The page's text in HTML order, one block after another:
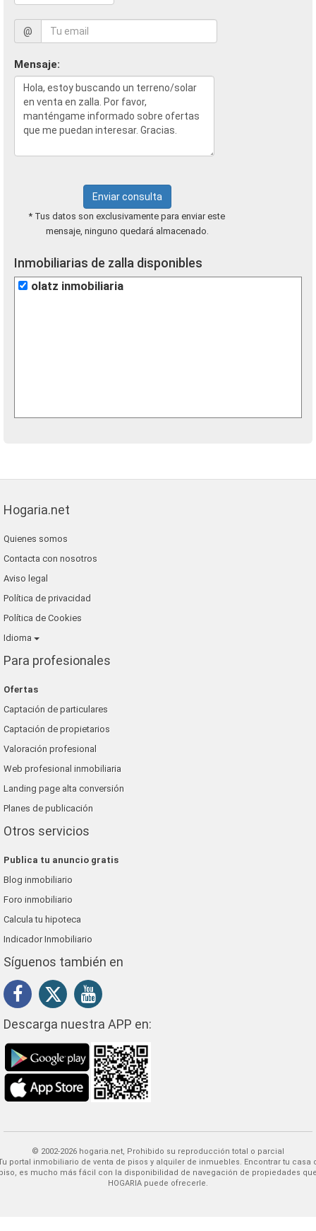
@
Mensaje:
Enviar consulta
* Tus datos son exclusivamente para enviar este
mensaje, ninguno quedará almacenado.
Inmobiliarias de zalla disponibles
olatz inmobiliaria
Hogaria.net
Quienes somos
Contacta con nosotros
Aviso legal
Política de privacidad
Política de Cookies
Idioma
Para profesionales
Ofertas
Captación de particulares
Captación de propietarios
Valoración profesional
Web profesional inmobiliaria
Landing page alta conversión
Planes de publicación
Otros servicios
Publica tu anuncio gratis
Blog inmobiliario
Foro inmobiliario
Calcula tu hipoteca
Indicador Inmobiliario
Síguenos también en
Descarga nuestra APP en:
© 2002-2026 hogaria.net, Prohibido su reproducción total o parcial
Encontrar tu casa o
es mucho más fácil con la disponibilidad de navegación de propiedades
HOGARIA puede ofrecerle.